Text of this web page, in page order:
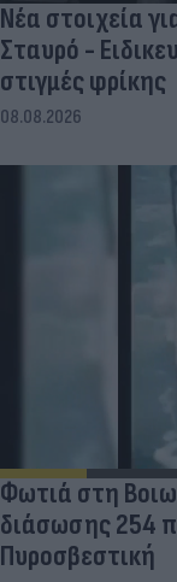
Νέα στοιχεία
Σταυρό -
στιγμές φρίκης
08.08.2026
Φωτιά στη
διάσωσης 254
Πυροσβεστική